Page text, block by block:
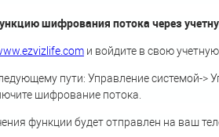
шифрования потока через
и войдите в свою
пути: Управление системой->
шифрование потока.
функции будет отправлен на ваш